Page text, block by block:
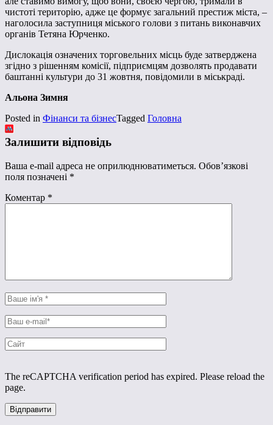
чистоті територію, адже це формує загальний престиж міста, –
наголосила заступниця міського голови з питань виконавчих
органів Тетяна Юрченко.
Дислокація означених торговельних місць буде затверджена
згідно з рішенням комісії, підприємцям дозволять продавати
баштанні культури до 31 жовтня, повідомили в міськраді.
Альона Зимня
Posted in Фінанси та бізнесTagged Головна
Залишити відповідь
Ваша e-mail адреса не оприлюднюватиметься. Обов’язкові
поля позначені *
Коментар *
The reCAPTCHA verification period has expired. Please reload the
page.